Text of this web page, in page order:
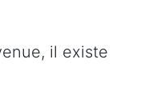
il existe